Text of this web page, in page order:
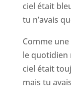
ciel était
tu n’avais
Comme
le quotidien
ciel était
mais tu